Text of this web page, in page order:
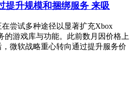
提升规模和捆绑服务 来吸
尝试多种途径以显著扩充Xbox
的游戏库与功能。此前数月因价格上
微软战略重心转向通过提升服务价